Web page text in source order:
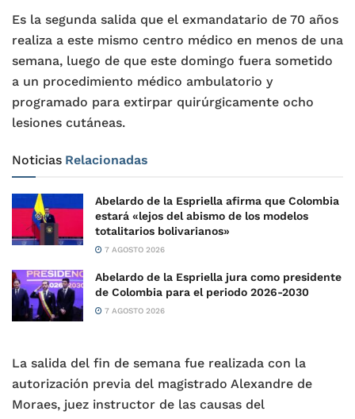
Es la segunda salida que el exmandatario de 70 años
realiza a este mismo centro médico en menos de una
semana, luego de que este domingo fuera sometido
a un procedimiento médico ambulatorio y
programado para extirpar quirúrgicamente ocho
lesiones cutáneas.
Noticias Relacionadas
Abelardo de la Espriella afirma que Colombia
estará «lejos del abismo de los modelos
totalitarios bolivarianos»
7 AGOSTO 2026
Abelardo de la Espriella jura como presidente
de Colombia para el periodo 2026-2030
7 AGOSTO 2026
La salida del fin de semana fue realizada con la
autorización previa del magistrado Alexandre de
Moraes, juez instructor de las causas del